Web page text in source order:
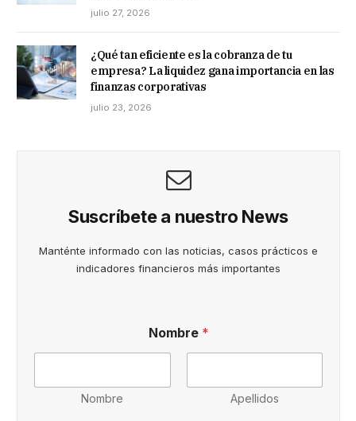
julio 27, 2026
¿Qué tan eficiente es la cobranza de tu
empresa? La liquidez gana importancia en las
finanzas corporativas
julio 23, 2026
Suscríbete a nuestro News
Manténte informado con las noticias, casos prácticos e
indicadores financieros más importantes
Nombre *
Nombre Apellidos